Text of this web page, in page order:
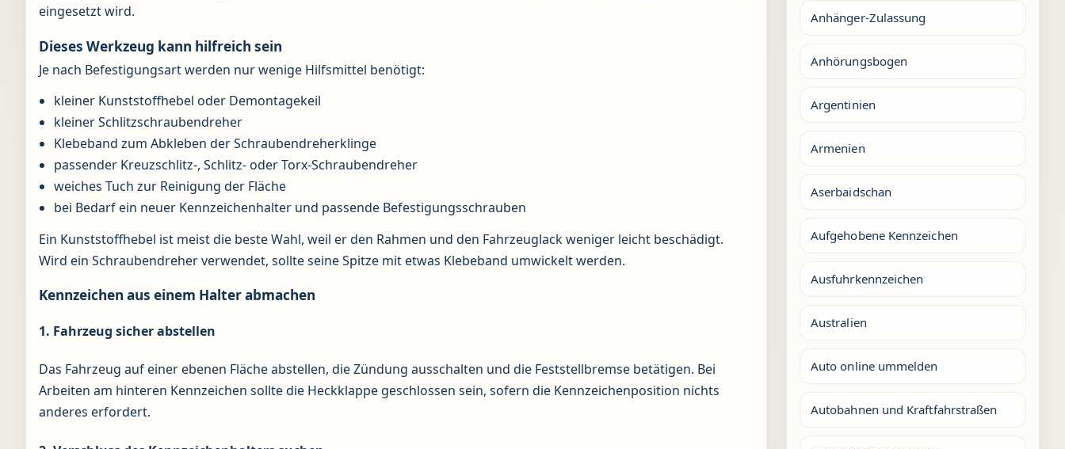
eingesetzt wird.
Dieses Werkzeug kann hilfreich sein
Je nach Befestigungsart werden nur wenige Hilfsmittel benötigt:
kleiner Kunststoffhebel oder Demontagekeil
kleiner Schlitzschraubendreher
Klebeband zum Abkleben der Schraubendreherklinge
passender Kreuzschlitz-, Schlitz- oder Torx-Schraubendreher
weiches Tuch zur Reinigung der Fläche
bei Bedarf ein neuer Kennzeichenhalter und passende Befestigungsschrauben
Ein Kunststoffhebel ist meist die beste Wahl, weil er den Rahmen und den Fahrzeuglack weniger leicht beschädigt.
Wird ein Schraubendreher verwendet, sollte seine Spitze mit etwas Klebeband umwickelt werden.
Kennzeichen aus einem Halter abmachen
1. Fahrzeug sicher abstellen
Das Fahrzeug auf einer ebenen Fläche abstellen, die Zündung ausschalten und die Feststellbremse betätigen. Bei
Arbeiten am hinteren Kennzeichen sollte die Heckklappe geschlossen sein, sofern die Kennzeichenposition nichts
anderes erfordert.
Anhänger-Zulassung
Anhörungsbogen
Argentinien
Armenien
Aserbaidschan
Aufgehobene Kennzeichen
Ausfuhrkennzeichen
Australien
Auto online ummelden
Autobahnen und Kraftfahrstraßen